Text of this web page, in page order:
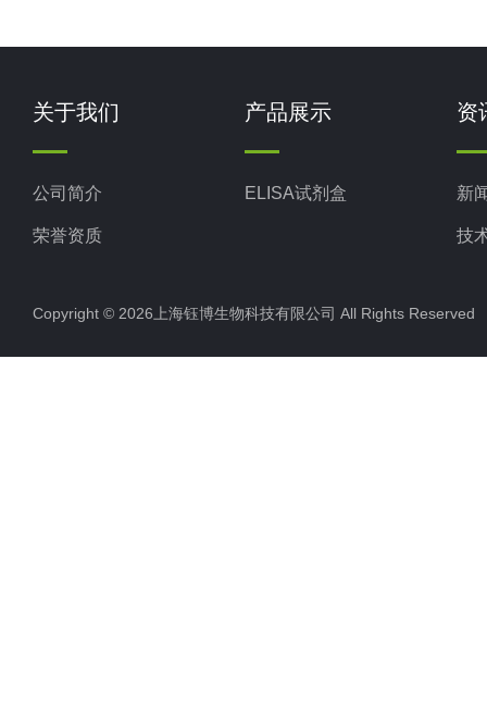
关于我们
公司简介
荣誉资质
产品展示
ELISA试剂盒
资
新
技
Copyright © 2026上海钰博生物科技有限公司 All Rights